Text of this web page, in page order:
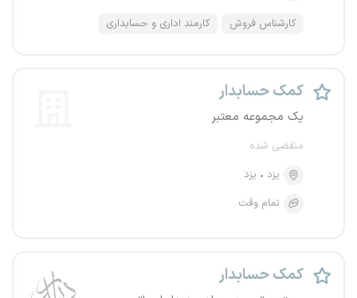
کارشناس فروش کارمند اداری و حسابداری
کمک حسابدار
یک مجموعه معتبر
منقضی شده
یزد
یزد
تمام وقت
کمک حسابدار